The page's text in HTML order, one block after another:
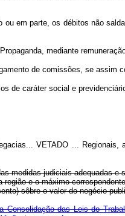
em parte, os débitos não
mediante
de comissões, se assim
de caráter social e
VETADO ... Regionais,
medidas judiciais adequadas e
e o máximo
sôbre o valor do negócio
das Leis do